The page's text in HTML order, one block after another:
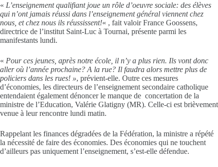
« L’enseignement qualifiant joue un rôle d’oeuvre sociale: des élèves
qui n’ont jamais réussi dans l’enseignement général viennent chez
nous, et chez nous ils réussissent!« , fait valoir France Goossens,
directrice de l’institut Saint-Luc à Tournai, présente parmi les
manifestants lundi.
« Pour ces jeunes, après notre école, il n’y a plus rien. Ils vont donc
aller où l’année prochaine? A la rue? Il faudra alors mettre plus de
policiers dans les rues! », prévient-elle. Outre ces mesures
d’économies, les directeurs de l’enseignement secondaire catholique
entendaient également dénoncer le manque de concertation de la
ministre de l’Education, Valérie Glatigny (MR). Celle-ci est brièvement
venue à leur rencontre lundi matin.
Rappelant les finances dégradées de la Fédération, la ministre a répété
la nécessité de faire des économies. Des économies qui ne touchent
d’ailleurs pas uniquement l’enseignement, s’est-elle défendue.